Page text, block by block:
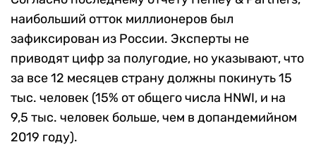
наибольший отток миллионеров был
зафиксирован из России. Эксперты не
приводят цифр за полугодие, но указывают, что
за все 12 месяцев страну должны покинуть 15
тыс. человек (15% от общего числа HNWI, и на
9,5 тыс. человек больше, чем в допандемийном
2019 году).